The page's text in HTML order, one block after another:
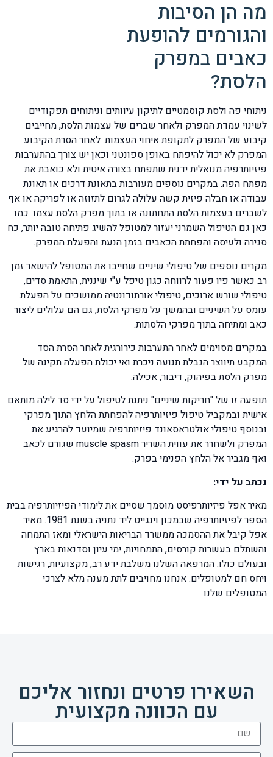
מה הן הסיבות
והגורמים להופעת
כאבים במפרק
הלסת?
ניתוחי פה ולסת קוסמטיים לתיקון עיוותים וניתוחים תפקודיים
לשינוי עמדת המפרק ולאחר שברים של עצמות הלסת, מחייבים
קיבוע של המפרק לתקופת איחוי העצמות. לאחר הסרת הקיבוע
המפרק לא יכול להיפתח באופן ספונטני וכאן יש צורך בהתערבות
פיזיותרפיה מנואלית ידנית שתפתח בצורה איטית ולא כואבת את
מפתח הפה. במקרים נוספים מעורבות בתאונת דרכים או תאונת
עבודה או חבלה פיזית קשה עלולה לגרום לתזוזה או לפריקה או אף
לשברים בעצמות הלסת התחתונה או בתוך מפרק הלסת עצמו. כמו
כאן גם הטיפול השמרני יעזור למטופל להשיג פתיחה טובה יותר, כח
סגירה ולעיסה והפחתת הכאבים בזמן הנעת והפעלת המפרק.
מקרים נוספים של טיפולי שיניים שחייבו את המטופל להישאר זמן
רב כאשר פיו פעור לרווחה כגון טיפל ע"י שיננית, התאמת סדים,
טיפולי שורש ארוכים, טיפולי אורתודונטיה ממושכים על הפעלת
עומס על השיניים ובהמשך על מפרקי הלסת, גם הם עלולים ליצור
כאב ומתיחה בתוך מפרקי הלסתות.
במקרים מסוימים לאחר התערבות כירורגית לאחר הסרת הסד
המקבע תיווצר הגבלת תנועה ניכרת ואי יכולת הפעלה תקינה של
מפרק הלסת בפיהוק, דיבור, אכילה.
תופעה זו של "חריקות שיניים" ניתנת לטיפול על ידי סד לילה מותאם
אישית ובמקביל טיפול פיזיותרפיה להפחתת הלחץ התוך מפרקי
ובנוסף טיפולי אולטראסאונד פיזיותרפיה שמיועד להרגיע את
המפרק ולשחרר את עווית השריר muscle spasm שגורם לכאב
ואף מגביר אל הלחץ הפנימי בפרק.
נכתב על ידי:
מאיר אפל פיזיותרפיסט מוסמך שסיים את לימודי הפיזיותרפיה בבית
הספר לפיזיותרפיה שבמכון וינגייט ליד נתניה בשנת 1981. מאיר
אפל קיבל את ההסמכה ממשרד הבריאות הישראלי ומאז התמחה
והשתלם בעשרות קורסים, התמחויות, ימי עיון וסדנאות בארץ
ובעולם כולו. המרפאה השלנו משלבת ידע רב, מקצועיות, רגישות
ויחס חם למטופלים. אנחנו מחויבים לתת מענה מלא לצרכי
המטופלים שלנו
השאירו פרטים ונחזור אליכם
עם הכוונה מקצועית